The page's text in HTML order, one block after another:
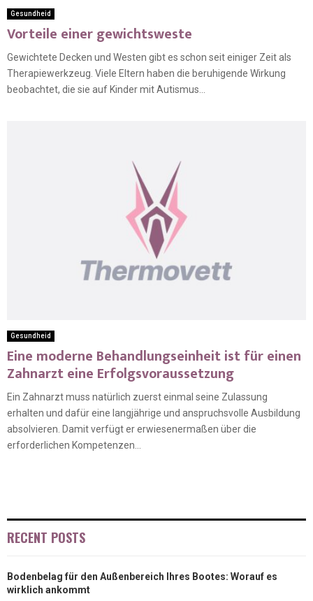
Gesundheid
Vorteile einer gewichtsweste
Gewichtete Decken und Westen gibt es schon seit einiger Zeit als
Therapiewerkzeug. Viele Eltern haben die beruhigende Wirkung
beobachtet, die sie auf Kinder mit Autismus...
Gesundheid
Eine moderne Behandlungseinheit ist für einen
Zahnarzt eine Erfolgsvoraussetzung
Ein Zahnarzt muss natürlich zuerst einmal seine Zulassung
erhalten und dafür eine langjährige und anspruchsvolle Ausbildung
absolvieren. Damit verfügt er erwiesenermaßen über die
erforderlichen Kompetenzen...
RECENT POSTS
Bodenbelag für den Außenbereich Ihres Bootes: Worauf es
wirklich ankommt